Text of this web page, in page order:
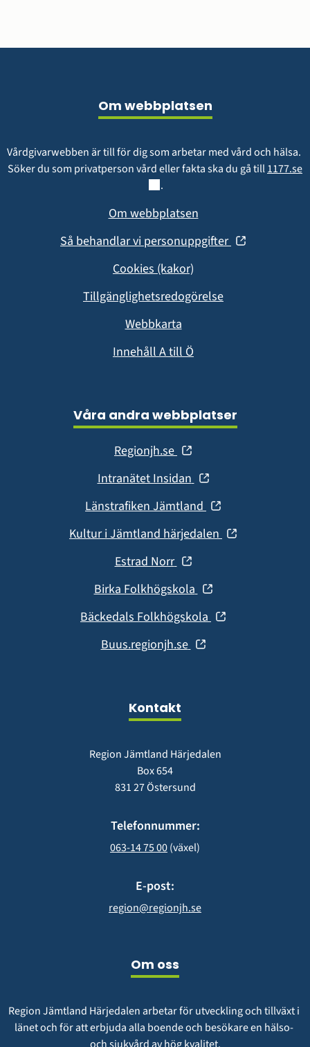
G
P
P
Om webbplatsen
Vårdgivarwebben är till för dig som arbetar med vård och hälsa.
Söker du som privatperson vård eller fakta ska du gå till 1177.se
.
Om webbplatsen
Så behandlar vi personuppgifter (öppnas
Cookies (kakor)
Tillgänglighetsredogörelse
Webbkarta
Innehåll A till Ö
Våra andra webbplatser
Regionjh.se (öppnas
nytt
fönster)
Intranätet Insidan (öppnas
nytt
fönster)
Länstrafiken Jämtland (öppnas
nytt
Kultur i Jämtland härjedalen (öppnas
Estrad Norr (öppnas
nytt
fönster)
Birka Folkhögskola (öppnas
nytt
fönster)
Bäckedals Folkhögskola (öppnas
Buus.regionjh.se (öppnas
Kontakt
Region Jämtland Härjedalen
Box 654
831 27 Östersund
Telefonnummer:
063-14 75 00 (växel)
E-post:
region@regionjh.se
Om oss
Region Jämtland Härjedalen arbetar för utveckling och tillväxt i
länet och för att erbjuda alla boende och besökare en hälso-